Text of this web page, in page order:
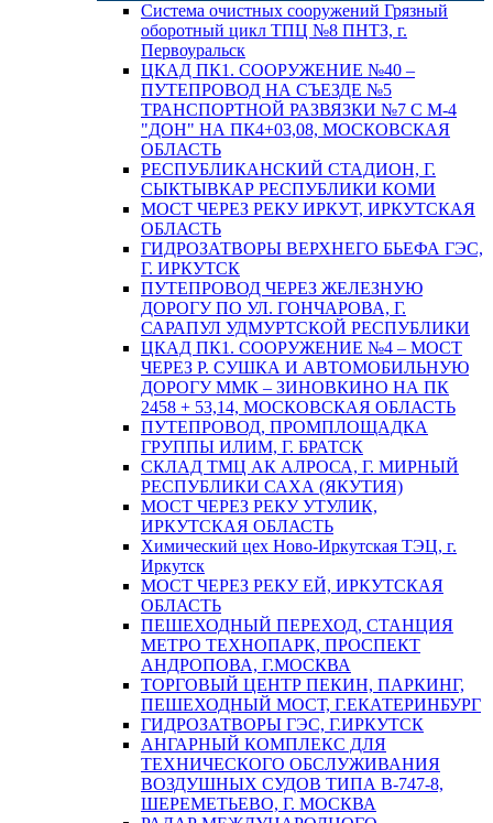
Система очистных сооружений Грязный
оборотный цикл ТПЦ №8 ПНТЗ, г.
Первоуральск
ЦКАД ПК1. СООРУЖЕНИЕ №40 –
ПУТЕПРОВОД НА СЪЕЗДЕ №5
ТРАНСПОРТНОЙ РАЗВЯЗКИ №7 С М-4
"ДОН" НА ПК4+03,08, МОСКОВСКАЯ
ОБЛАСТЬ
РЕСПУБЛИКАНСКИЙ СТАДИОН, Г.
СЫКТЫВКАР РЕСПУБЛИКИ КОМИ
МОСТ ЧЕРЕЗ РЕКУ ИРКУТ, ИРКУТСКАЯ
ОБЛАСТЬ
ГИДРОЗАТВОРЫ ВЕРХНЕГО БЬЕФА ГЭС,
Г. ИРКУТСК
ПУТЕПРОВОД ЧЕРЕЗ ЖЕЛЕЗНУЮ
ДОРОГУ ПО УЛ. ГОНЧАРОВА, Г.
САРАПУЛ УДМУРТСКОЙ РЕСПУБЛИКИ
ЦКАД ПК1. СООРУЖЕНИЕ №4 – МОСТ
ЧЕРЕЗ Р. СУШКА И АВТОМОБИЛЬНУЮ
ДОРОГУ ММК – ЗИНОВКИНО НА ПК
2458 + 53,14, МОСКОВСКАЯ ОБЛАСТЬ
ПУТЕПРОВОД, ПРОМПЛОЩАДКА
ГРУППЫ ИЛИМ, Г. БРАТСК
СКЛАД ТМЦ АК АЛРОСА, Г. МИРНЫЙ
РЕСПУБЛИКИ САХА (ЯКУТИЯ)
МОСТ ЧЕРЕЗ РЕКУ УТУЛИК,
ИРКУТСКАЯ ОБЛАСТЬ
Химический цех Ново-Иркутская ТЭЦ, г.
Иркутск
МОСТ ЧЕРЕЗ РЕКУ ЕЙ, ИРКУТСКАЯ
ОБЛАСТЬ
ПЕШЕХОДНЫЙ ПЕРЕХОД, СТАНЦИЯ
МЕТРО ТЕХНОПАРК, ПРОСПЕКТ
АНДРОПОВА, Г.МОСКВА
ТОРГОВЫЙ ЦЕНТР ПЕКИН, ПАРКИНГ,
ПЕШЕХОДНЫЙ МОСТ, Г.ЕКАТЕРИНБУРГ
ГИДРОЗАТВОРЫ ГЭС, Г.ИРКУТСК
АНГАРНЫЙ КОМПЛЕКС ДЛЯ
ТЕХНИЧЕСКОГО ОБСЛУЖИВАНИЯ
ВОЗДУШНЫХ СУДОВ ТИПА В-747-8,
ШЕРЕМЕТЬЕВО, Г. МОСКВА